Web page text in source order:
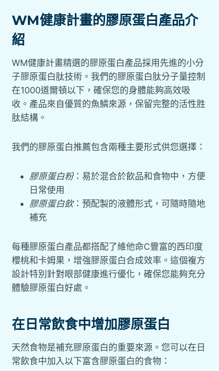
WM健康計畫的膠原蛋白產品介
紹
WM健康計畫精選的膠原蛋白產品採用先進的小分
子膠原蛋白肽技術。我們的膠原蛋白肽分子量控制
在1000道爾頓以下，確保您的身體能夠高效吸
收。產品來自優質的魚鱗來源，保留完整的活性胜
肽結構。
我們的膠原蛋白推薦包含兩種主要形式供您選擇：
膠原蛋白粉：易於混合於飲品和食物中，方便
日常使用
膠原蛋白飲：預配製的液體形式，可隨時隨地
補充
每種膠原蛋白產品都搭配了維他命C豐富的西印度
櫻桃和卡姆果，增強膠原蛋白合成效率。這個複方
設計特別針對眼部健康進行優化，確保您能夠充分
體驗膠原蛋白好處。
在日常飲食中增加膠原蛋白
天然食物是補充膠原蛋白的重要來源。您可以在日
常飲食中加入以下富含膠原蛋白的食物：